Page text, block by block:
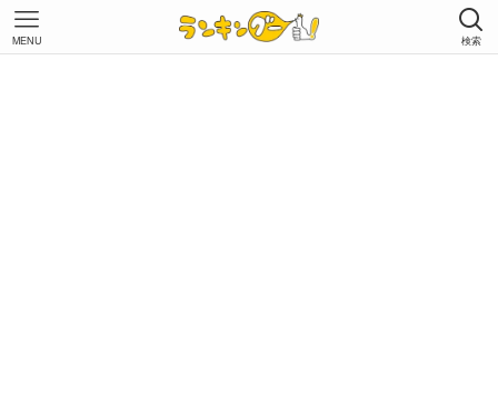
検索
MENU